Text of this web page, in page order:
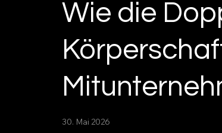
Wie die
30. Mai 2026